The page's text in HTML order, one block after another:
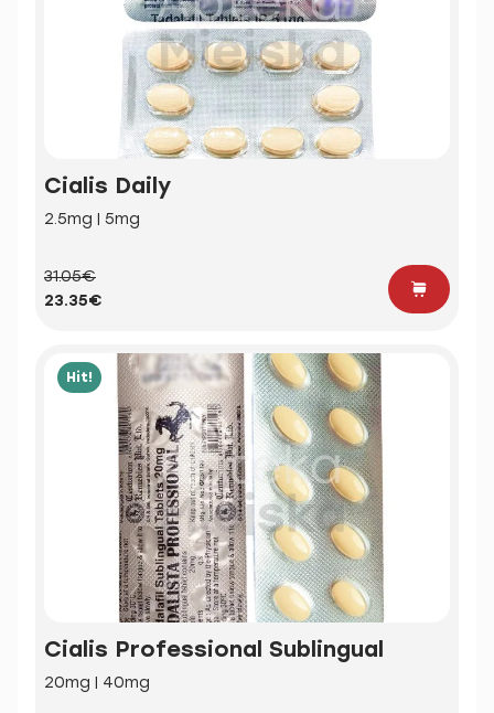
Cialis Daily
2.5mg | 5mg
31.05€
23.35€
Hit!
Cialis Professional Sublingual
20mg | 40mg